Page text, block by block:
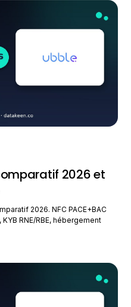
2026 et
2026. NFC PACE+BAC
RNE/RBE, hébergement